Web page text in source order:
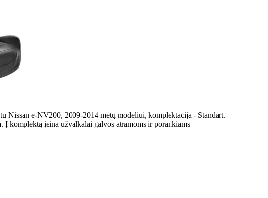
Nissan e-NV200, 2009-2014 metų modeliui, komplektacija - Standart.
Į komplektą įeina užvalkalai galvos atramoms ir porankiams